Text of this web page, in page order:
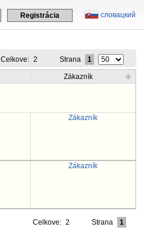
словацкий
Registrácia
Celkove: 2 Strana 1
Zákazník
Zákazník
Zákazník
Celkove: 2 Strana 1